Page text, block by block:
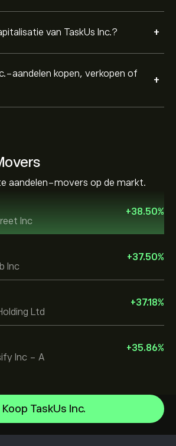
van TaskUs Inc.? +
aandelen kopen, verkopen of
+
aandelen-movers op de markt.
Inc
+38.50%
Inc
+37.50%
Ltd
+37.18%
Inc - A
+35.86%
Koop TaskUs Inc.